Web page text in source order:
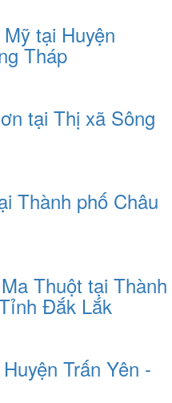
tại Huyện
Tháp
tại Thị xã Sông
Thành phố Châu
Thuột tại Thành
Đắk Lắk
Trấn Yên -